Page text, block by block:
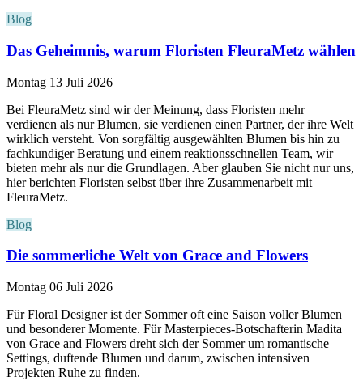
Blog
Das Geheimnis, warum Floristen FleuraMetz wählen
Montag 13 Juli 2026
Bei FleuraMetz sind wir der Meinung, dass Floristen mehr
verdienen als nur Blumen, sie verdienen einen Partner, der ihre Welt
wirklich versteht. Von sorgfältig ausgewählten Blumen bis hin zu
fachkundiger Beratung und einem reaktionsschnellen Team, wir
bieten mehr als nur die Grundlagen. Aber glauben Sie nicht nur uns,
hier berichten Floristen selbst über ihre Zusammenarbeit mit
FleuraMetz.
Blog
Die sommerliche Welt von Grace and Flowers
Montag 06 Juli 2026
Für Floral Designer ist der Sommer oft eine Saison voller Blumen
und besonderer Momente. Für Masterpieces-Botschafterin Madita
von Grace and Flowers dreht sich der Sommer um romantische
Settings, duftende Blumen und darum, zwischen intensiven
Projekten Ruhe zu finden.